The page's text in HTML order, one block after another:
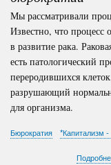
Мы рассматривали
Известно, что процесс
в развитие рака.
есть патологический
переродившихся
разрушающий
для организма.
Бюрократия *Капитализм